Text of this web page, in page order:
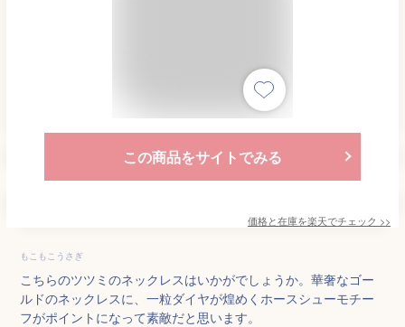
この商品をサイトでみる
価格と在庫を楽天でチェック >>
もこもこうさぎ
こちらのツツミのネックレスはいかがでしょうか。華奢なゴー
ルドのネックレスに、一粒ダイヤが煌めくホースシューモチー
フがポイントになって素敵だと思います。